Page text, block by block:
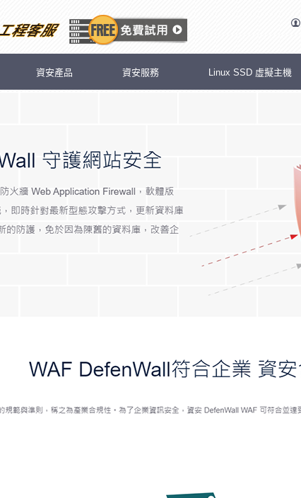
資安產品 資安服務 Linux SSD 虛擬主機